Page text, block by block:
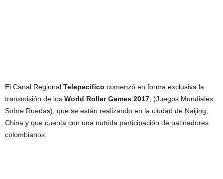
El Canal Regional Telepacífico comenzó en forma exclusiva la
transmisión de los World Roller Games 2017 , (Juegos Mundiales
Sobre Ruedas), que se están realizando en la ciudad de Naijing,
China y que cuenta con una nutrida participación de patinadores
colombianos.